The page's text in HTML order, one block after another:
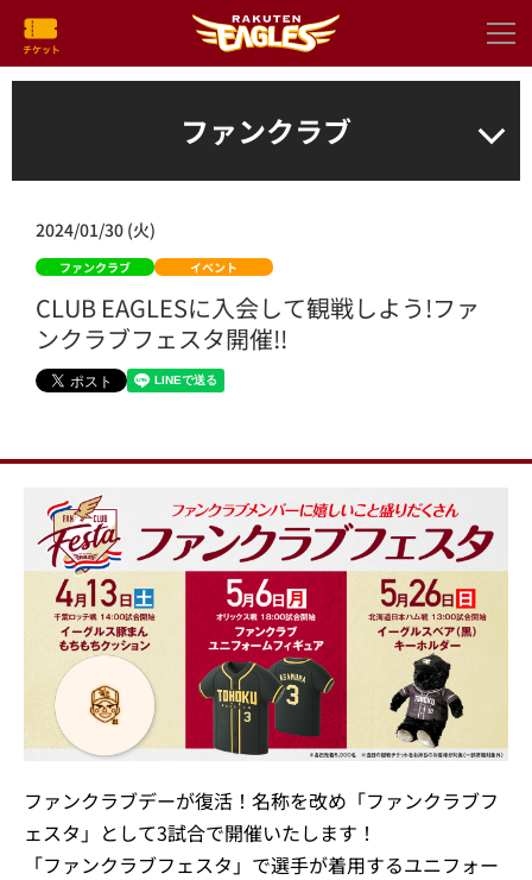
ファンクラブ
2024/01/30 (火)
ファンクラブ イベント
CLUB EAGLESに入会して観戦しよう!ファ
ンクラブフェスタ開催!!
ファンクラブデーが復活！名称を改め「ファンクラブフ
ェスタ」として3試合で開催いたします！
「ファンクラブフェスタ」で選手が着用するユニフォー